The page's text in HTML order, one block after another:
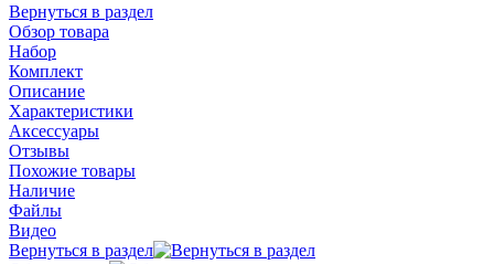
Вернуться в раздел
Обзор товара
Набор
Комплект
Описание
Характеристики
Аксессуары
Отзывы
Похожие товары
Наличие
Файлы
Видео
Вернуться в раздел